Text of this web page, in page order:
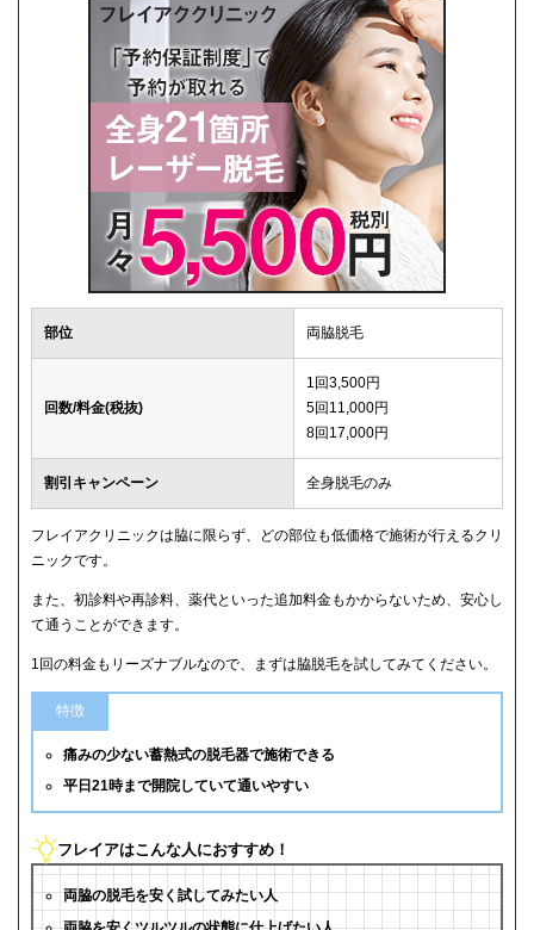
部位 両脇脱毛
回数/料金(税抜)
1回3,500円
5回11,000円
8回17,000円
割引キャンペーン 全身脱毛のみ
フレイアクリニックは脇に限らず、どの部位も低価格で施術が行えるクリ
ニックです。
また、初診料や再診料、薬代といった追加料金もかからないため、安心し
て通うことができます。
1回の料金もリーズナブルなので、まずは脇脱毛を試してみてください。
特徴
痛みの少ない蓄熱式の脱毛器で施術できる
平日21時まで開院していて通いやすい
フレイアはこんな人におすすめ！
両脇の脱毛を安く試してみたい人